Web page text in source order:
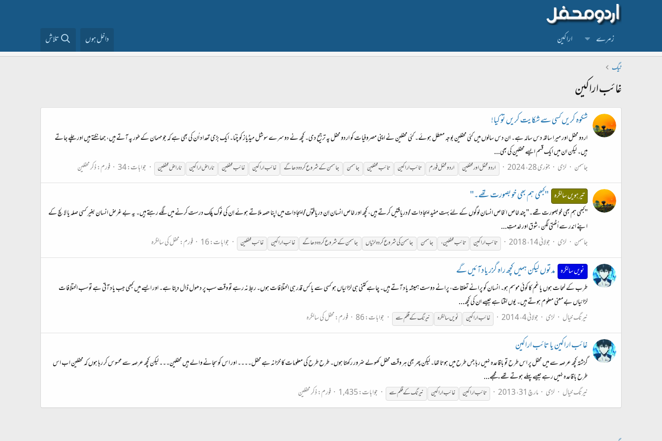
زمرے اراکین داخل ہوں تلاش
ٹیگ
غائب اراکین
شکوہ کریں کسی سے شکایت کریں تو کیا!
اردو محفل اور میرا ساتھ دس سالہ ہے۔ ان دس سالوں میں کئی محفلین بوجہ معطل ہوئے۔ کئی محفلین نے اپنی مصروفیات کو اردو محفل پہ ترجیح دی۔ کچھ نے دوسرے سوشل میڈیاز کو چُنا۔ ایک بڑی تعداد اُن کی بھی ہے کہ جو مہمان کے طور پہ آتے ہیں، جھانکتے ہیں اور چلے جاتے
ہیں۔ لیکن ان میں ایک قسم ایسے محفلین کی بھی...
جاسمن
لڑی جنوری 28، 2024 اردو محفل اور محفلین اردو محفل فورم تائباراکین تائب محفلین جاسمن جاسمن کے شروع کردہ دھاگے غائباراکین غائبمحفلین ناراضاراکین ناراض محفلین جوابات: 34 فورم:ذکر محفلین
تیرہویں سالگرہ "کبھی ہم بھی خوبصورت تھے۔"
"کبھی ہم بھی خوبصورت تھے۔" چند خاص الخاص انسان لوگوں کے لئے بہت مفید ایجادات /دریافتیں کرتے ہیں، کچھ اور خاص انسان اِن دریافتوں/ایجادات میں اپنا حصہ ملاتے ہوئے اِن کی نوک پلک درست کرنے میں لگے رہتے ہیں۔ یہ بے غرض انسان بغیر کسی صلہ یا لالچ کے
اپنے اندر سے اُٹھتی لگن ،شوق اور خدمتِ...
جاسمن
لڑی جولائی 14، 2018 تائباراکین تائب محفلین، جاسمن جاسمن کی شروع کردہ لڑیاں جاسمن کے شروع کردہ دھاگے غائباراکین غائبمحفلین جوابات: 16 فورم:محفل کی سالگرہ
نویں سالگرہ مدتوں لیکن ہمیں کچھ راہ گزر یاد آئیں گے
طرب کے لمحات ہوں یا غم کا کوئی موسم ہو۔ انسان کو پرانے تعلقات، پرانے دوست ہمیشہ یاد آتے ہیں۔ چاہے کتنی ہی لڑائیاں ہو کسی سے یا کس قدر ہی اختلافات ہوں۔ ربط نہ رہے تو وقت سب پر دھول ڈال دیتا ہے۔ اور ایسے میں کبھی جب یاد آتی ہے توسب اختلافات
لڑائیاں بےمعنی معلوم ہوتے ہیں۔ یوں لگتا ہے جیسے ان کی کچھ...
نیرنگ خیال
لڑی جولائی 4، 2014 غائباراکین نویں سالگرہ نیرنگ کے قلم سے جوابات: 86 فورم:محفل کی سالگرہ
غائب اراکین یا تائب اراکین
گزشتہ کچھ عرصہ سے میں محفل پر اس طرح تو باقاعدہ نہیں رہا جس طرح میں ہوتا تھا۔ لیکن پھر بھی ہر وقت محفل کھولے ضرور رکھتا ہوں۔ طرح طرح کی معلومات کا خزانہ ہے محفل۔۔۔۔ اور اس کو سجانے والے ہیں محفلین۔۔۔ لیکن کچھ عرصہ سے محسوس کر رہا ہوں کہ محفلین اب اس
طرح باقاعدہ نہیں رہے جیسے پہلے ہوتے تھے۔ مجھے...
نیرنگ خیال
لڑی مارچ 31، 2013 تائباراکین غائباراکین نیرنگ کے قلم سے جوابات: 1,435 فورم:ذکر محفلین